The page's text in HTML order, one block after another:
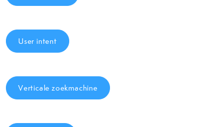
User intent
Verticale zoekmachine